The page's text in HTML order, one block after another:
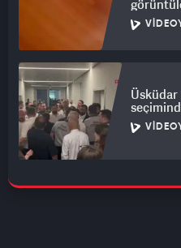
Üsküdar